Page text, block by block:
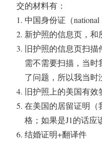
交的材料有：
中国身份证（
新护照的信息页，
旧护照的信息页扫描
需不需要扫描，当时
了问题，所以我当时
旧护照上的美国有效
在美国的居留证明（
格；如果是J1的话应
结婚证明+翻译件